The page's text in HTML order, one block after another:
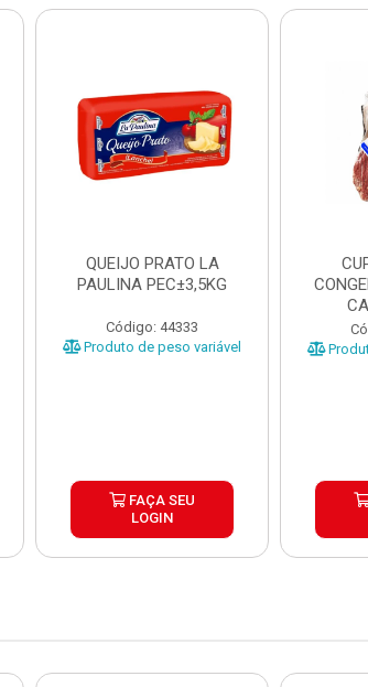
QUEIJO PRATO LA
PAULINA PEC±3,5KG
Código: 44333
Produto de peso variável
FAÇA SEU
LOGIN